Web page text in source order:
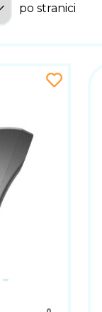
po stranici